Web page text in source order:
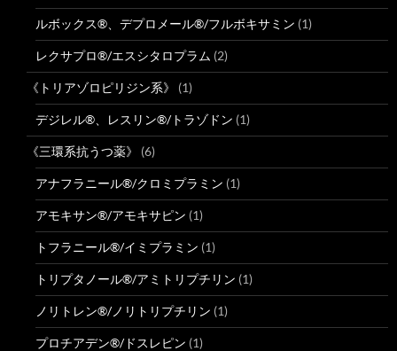
ルボックス®、デプロメール®/フルボキサミン (1)
レクサプロ®/エスシタロプラム (2)
《トリアゾロピリジン系》 (1)
デジレル®、レスリン®/トラゾドン (1)
《三環系抗うつ薬》 (6)
アナフラニール®/クロミプラミン (1)
アモキサン®/アモキサピン (1)
トフラニール®/イミプラミン (1)
トリプタノール®/アミトリプチリン (1)
ノリトレン®/ノリトリプチリン (1)
プロチアデン®/ドスレピン (1)